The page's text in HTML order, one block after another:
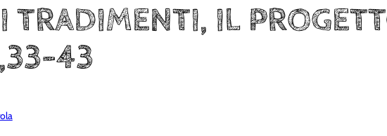
TRADIMENTI, IL
43